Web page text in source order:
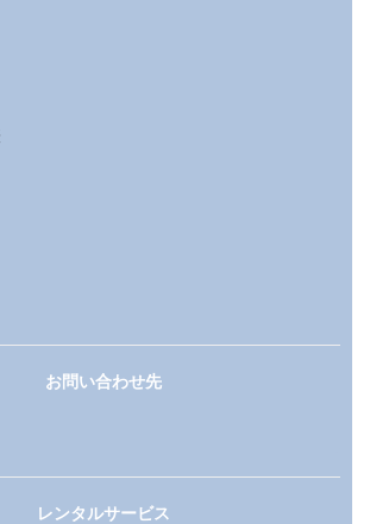
お問い合わせ先
レンタルサービス